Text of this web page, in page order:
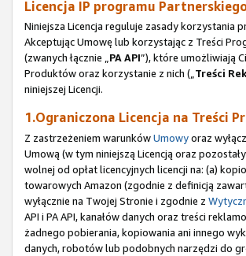
Licencja IP programu
Niniejsza Licencja reguluje zasady korzystania
Akceptując Umowę lub korzystając z Treści
(zwanych łącznie „PA API”), które umożliwiają
Produktów oraz korzystanie z nich („Treści
niniejszej Licencji.
1.Ograniczona Licencja na Treści
Z zastrzeżeniem warunkówUmowyoraz
Umową (w tym niniejszą Licencją oraz
wolnej od opłat licencyjnych licencji na: (a)
towarowych Amazon (zgodnie z definicją
wyłącznie na Twojej Stronie i zgodnie z
API i PA API, kanałów danych oraz treści
żadnego pobierania, kopiowania ani innego
danych, robotów lub podobnych narzędzi do